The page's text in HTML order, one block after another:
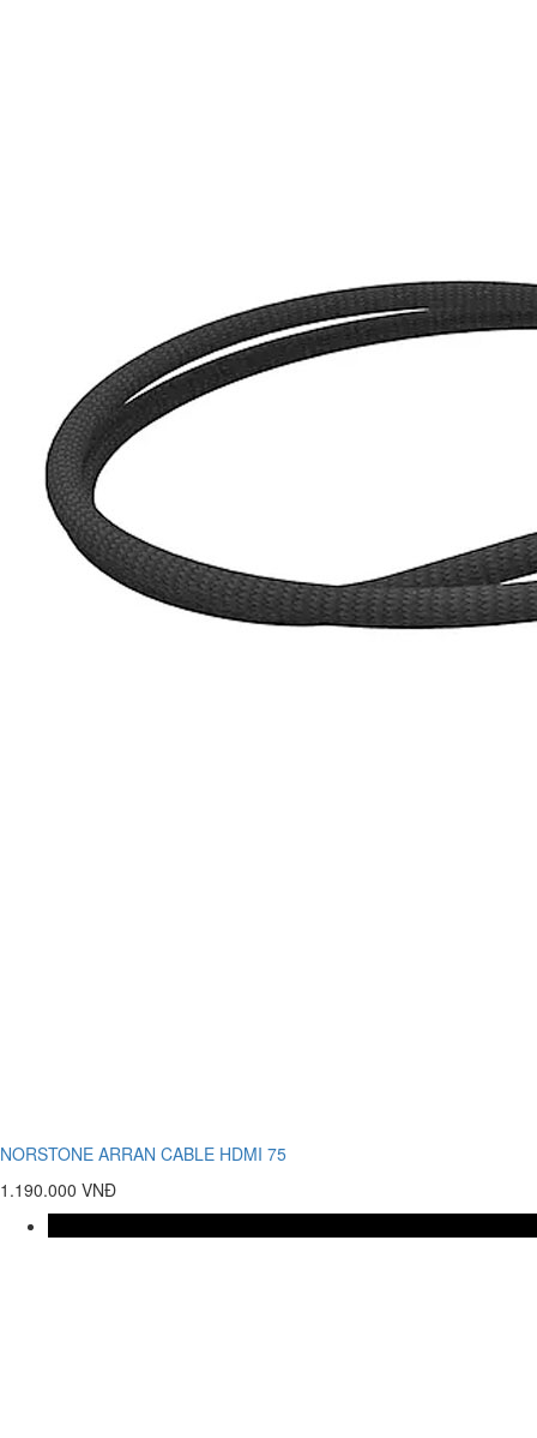
NORSTONE ARRAN CABLE HDMI 75
1.190.000 VNĐ